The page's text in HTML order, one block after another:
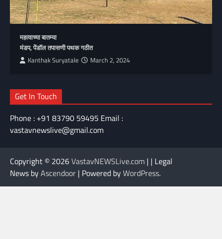
महत्वाच्या बातम्या
मंडप, पेंडॉल तपासणी पथक गठीत
Kanthak Suryatale March 2, 2024
Get In Touch
Phone : +91 83790 59495 Email :
vastavnewslive@gmail.com
Copyright © 2026VastavNEWSLive.com | | Legal
News byAscendoor | Powered byWordPress.